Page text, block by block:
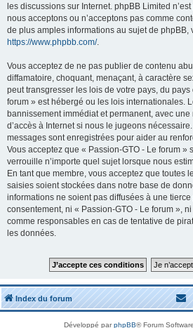
les discussions sur Internet. phpBB Limited
nous acceptons ou n’acceptons pas comme
de plus amples informations au sujet de phpBB,
https://www.phpbb.com/.
Vous acceptez de ne pas publier de contenu
diffamatoire, choquant, menaçant, à caractère
peut transgresser les lois de votre pays, du pays
forum » est hébergé ou les lois internationales.
bannissement immédiat et permanent, avec
d’accès à Internet si nous le jugeons
messages sont enregistrées pour aider au
Vous acceptez que « Passion-GTO - Le forum »
verrouille n’importe quel sujet lorsque nous
En tant que membre, vous acceptez que toutes
saisies soient stockées dans notre base de
informations ne soient pas diffusées à une tierce
consentement, ni « Passion-GTO - Le forum »,
comme responsables en cas de tentative de
les données.
Index du forum
Développé parphpBB® Forum